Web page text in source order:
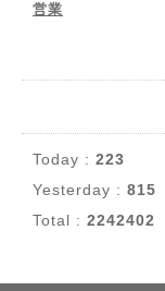
営業
Today : 223
Yesterday : 815
Total : 2242402